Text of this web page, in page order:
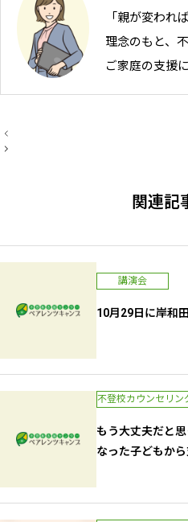
「親が変われ
理念のもと、
ご家庭の支援
しでも軽くな
か。
投
稿
関連記
講演会
10月29日に岸和
不登校カウンセリン
もう大丈夫だと思
なった子どもか
③「回復」は